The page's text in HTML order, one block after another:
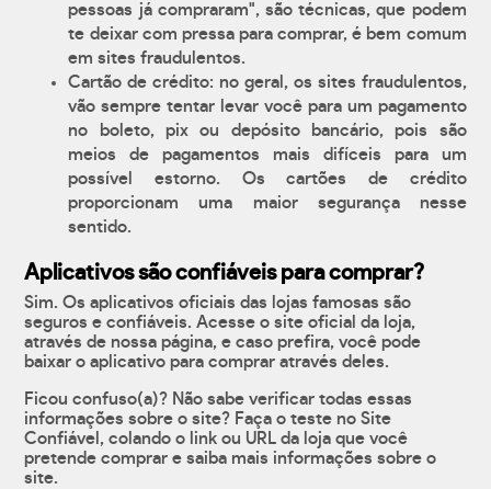
pessoas já compraram", são técnicas, que podem
te deixar com pressa para comprar, é bem comum
em sites fraudulentos.
Cartão de crédito: no geral, os sites fraudulentos,
vão sempre tentar levar você para um pagamento
no boleto, pix ou depósito bancário, pois são
meios de pagamentos mais difíceis para um
possível estorno. Os cartões de crédito
proporcionam uma maior segurança nesse
sentido.
Aplicativos são confiáveis para comprar?
Sim. Os aplicativos oficiais das lojas famosas são
seguros e confiáveis. Acesse o site oficial da loja,
através de nossa página, e caso prefira, você pode
baixar o aplicativo para comprar através deles.
Ficou confuso(a)? Não sabe verificar todas essas
informações sobre o site? Faça o teste no Site
Confiável, colando o link ou URL da loja que você
pretende comprar e saiba mais informações sobre o
site.